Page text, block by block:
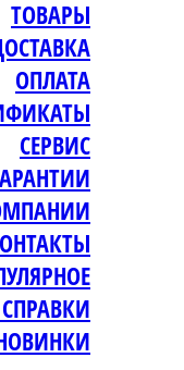
ТОВАРЫ
ОПЛАТА
СЕРВИС